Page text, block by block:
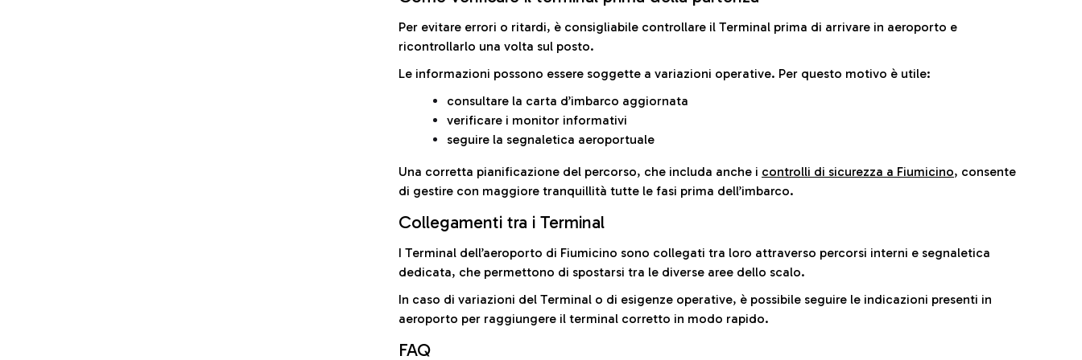
Per evitare errori o ritardi, è consigliabile controllare il Terminal prima di arrivare in aeroporto e
ricontrollarlo una volta sul posto.
Le informazioni possono essere soggette a variazioni operative. Per questo motivo è utile:
consultare la carta d’imbarco aggiornata
verificare i monitor informativi
seguire la segnaletica aeroportuale
Una corretta pianificazione del percorso, che includa anche i controlli di sicurezza a Fiumicino, consente
di gestire con maggiore tranquillità tutte le fasi prima dell’imbarco.
Collegamenti tra i Terminal
I Terminal dell’aeroporto di Fiumicino sono collegati tra loro attraverso percorsi interni e segnaletica
dedicata, che permettono di spostarsi tra le diverse aree dello scalo.
In caso di variazioni del Terminal o di esigenze operative, è possibile seguire le indicazioni presenti in
aeroporto per raggiungere il terminal corretto in modo rapido.
FAQ